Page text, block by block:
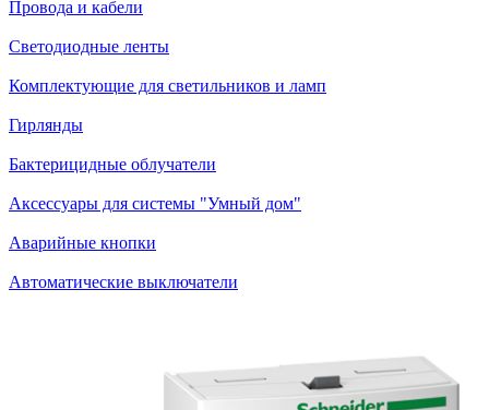
Провода и кабели
Светодиодные ленты
Комплектующие для светильников и ламп
Гирлянды
Бактерицидные облучатели
Аксессуары для системы "Умный дом"
Аварийные кнопки
Автоматические выключатели